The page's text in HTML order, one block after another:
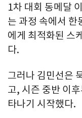
1차 대회 동메달
는 과정 속에서 한
에게 최적화된 스
다.
그러나 김민선은
고, 시즌 중반 이
타나기 시작했다.